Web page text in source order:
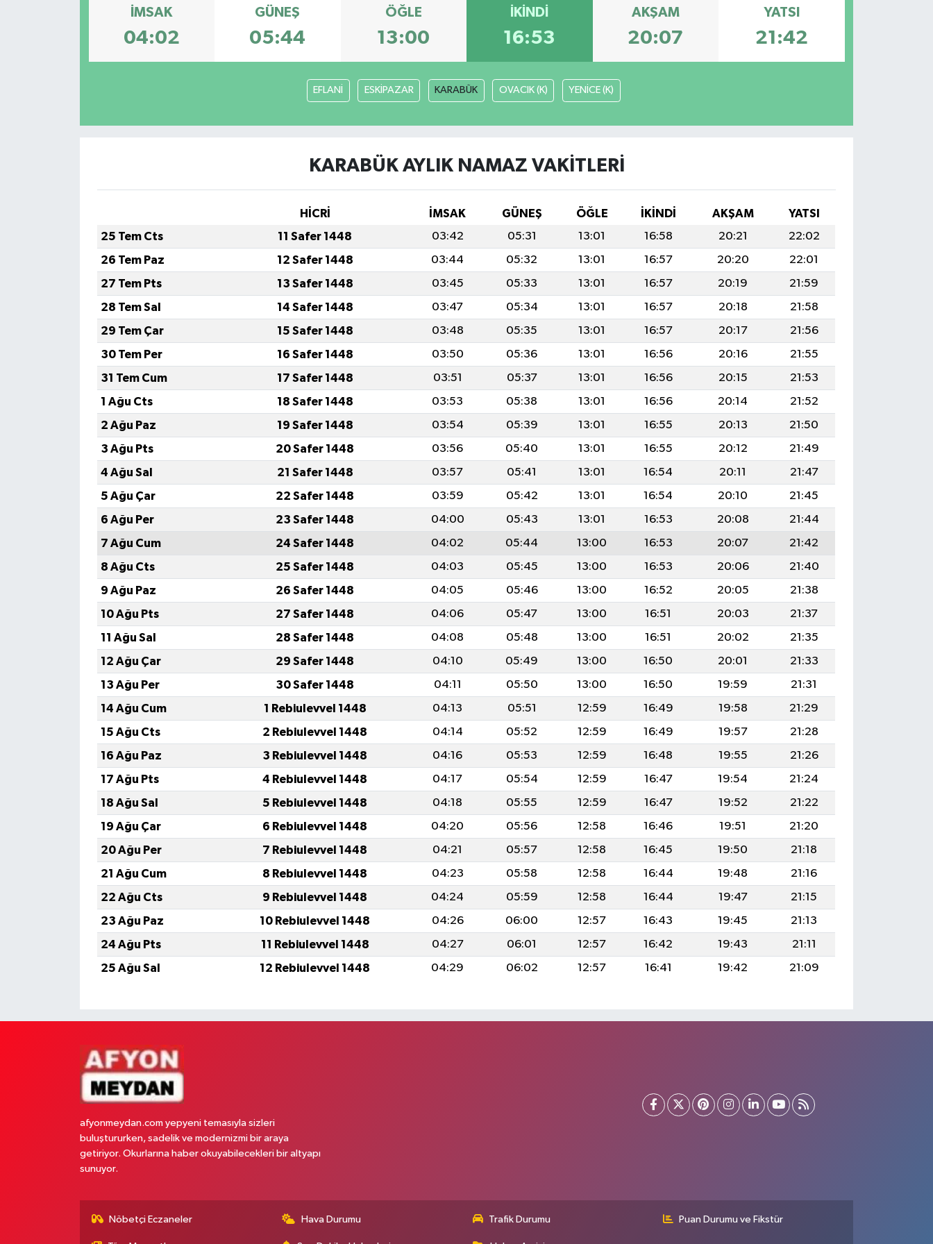
İMSAK
04:02
GÜNEŞ
05:44
ÖĞLE
13:00
İKINDI
16:53
AKŞAM
20:07
YATSI
21:42
EFLANİ ESKİPAZAR KARABÜK OVACIK (K) YENİCE (K)
KARABÜK AYLIK NAMAZ VAKITLERI
HİCRİ İMSAK GÜNEŞ ÖĞLE İKINDI AKŞAM
YATSI
25 Tem Cts
11 Safer 1448 03:42 05:31 13:01 16:58 20:21
22:02
26 Tem Paz
12 Safer 1448 03:44 05:32 13:01 16:57 20:20
22:01
27 Tem Pts
13 Safer 1448 03:45 05:33 13:01 16:57 20:19
21:59
28 Tem Sal
14 Safer 1448 03:47 05:34 13:01 16:57 20:18
21:58
29 Tem Çar
15 Safer 1448 03:48 05:35 13:01 16:57 20:17
21:56
30 Tem Per
16 Safer 1448 03:50 05:36 13:01 16:56 20:16
21:55
31 Tem Cum
17 Safer 1448 03:51 05:37 13:01 16:56 20:15
21:53
1 Ağu Cts
18 Safer 1448 03:53 05:38 13:01 16:56 20:14
21:52
2 Ağu Paz
19 Safer 1448 03:54 05:39 13:01 16:55 20:13
21:50
3 Ağu Pts
20 Safer 1448 03:56 05:40 13:01 16:55 20:12
21:49
4 Ağu Sal
21 Safer 1448 03:57 05:41 13:01 16:54 20:11
21:47
5 Ağu Çar
22 Safer 1448 03:59 05:42 13:01 16:54 20:10
21:45
6 Ağu Per
23 Safer 1448 04:00 05:43 13:01 16:53 20:08
21:44
7 Ağu Cum
24 Safer 1448 04:02 05:44 13:00 16:53 20:07
21:42
8 Ağu Cts
25 Safer 1448 04:03 05:45 13:00 16:53 20:06
21:40
9 Ağu Paz
26 Safer 1448 04:05 05:46 13:00 16:52 20:05
21:38
10 Ağu Pts
27 Safer 1448 04:06 05:47 13:00 16:51 20:03
21:37
11 Ağu Sal
28 Safer 1448 04:08 05:48 13:00 16:51 20:02
21:35
12 Ağu Çar
29 Safer 1448 04:10 05:49 13:00 16:50 20:01
21:33
13 Ağu Per
30 Safer 1448 04:11 05:50 13:00 16:50 19:59
21:31
14 Ağu Cum
1 Rebiulevvel 1448 04:13 05:51 12:59 16:49 19:58
21:29
15 Ağu Cts
2 Rebiulevvel 1448 04:14 05:52 12:59 16:49 19:57
21:28
16 Ağu Paz
3 Rebiulevvel 1448 04:16 05:53 12:59 16:48 19:55
21:26
17 Ağu Pts
4 Rebiulevvel 1448 04:17 05:54 12:59 16:47 19:54
21:24
18 Ağu Sal
5 Rebiulevvel 1448 04:18 05:55 12:59 16:47 19:52
21:22
19 Ağu Çar
6 Rebiulevvel 1448 04:20 05:56 12:58 16:46 19:51
21:20
20 Ağu Per
7 Rebiulevvel 1448 04:21 05:57 12:58 16:45 19:50
21:18
21 Ağu Cum
8 Rebiulevvel 1448 04:23 05:58 12:58 16:44 19:48
21:16
22 Ağu Cts
9 Rebiulevvel 1448 04:24 05:59 12:58 16:44 19:47
21:15
23 Ağu Paz
10 Rebiulevvel 1448 04:26 06:00 12:57 16:43 19:45
21:13
24 Ağu Pts
11 Rebiulevvel 1448 04:27 06:01 12:57 16:42 19:43
21:11
25 Ağu Sal
12 Rebiulevvel 1448 04:29 06:02 12:57 16:41 19:42 21:09
afyonmeydan.com yepyeni temasıyla sizleri
buluştururken, sadelik ve modernizmi bir araya
getiriyor. Okurlarına haber okuyabilecekleri bir altyapı
sunuyor.
Nöbetçi Eczaneler Hava Durumu Trafik Durumu Puan Durumu ve Fikstür